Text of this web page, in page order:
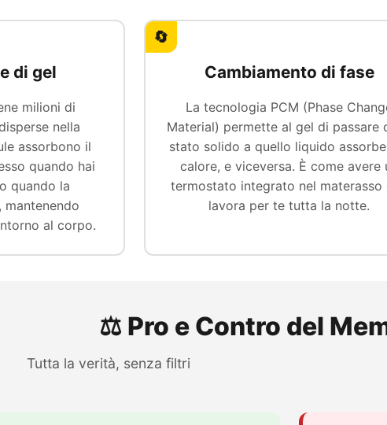
di gel
milioni di
nella
assorbono il
quando hai
quando la
mantenendo
al corpo.
🔄
Cambiamento di fase
La tecnologia PCM (Phase
Material) permette al gel di passare
stato solido a quello liquido
calore, e viceversa. È come avere
termostato integrato nel materasso
lavora per te tutta la notte.
⚖️ Pro e Contro del
Tutta la verità, senza filtri